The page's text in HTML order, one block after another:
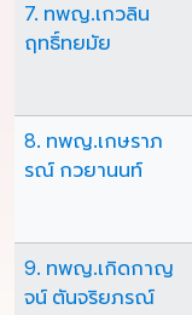
7. ทพญ.เกวลิน
ฤทธิ์ทยมัย
8. ทพญ.เกษราภ
รณ์ กวยานนท์
9. ทพญ.เกิดกาญ
จน์ ตันจริยภรณ์